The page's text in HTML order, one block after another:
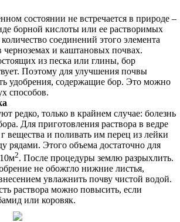
состоянии не встречается в природе –
борной кислоты или ее растворимых
соединений этого элемента
и каштановых почвах.
из песка или глины, бор
Поэтому для улучшения почвы
удобрения, содержащие бор. Это можно
способов.
редко, только в крайнем случае: болезнь
Для приготовления раствора в ведре
вещества и поливать им перец из лейки
рядами. Этого объема достаточно для
2. После процедуры землю разрыхлить.
не обожгло нижние листья,
увлажнить почву чистой водой.
раствора можно повысить, если
или коровяк.